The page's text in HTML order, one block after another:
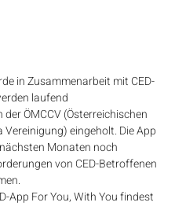
in Zusammenarbeit mit CED-
laufend
ÖMCCV (Österreichischen
eingeholt. Die App
Monaten noch
von CED-Betroffenen
App For You, With You findest